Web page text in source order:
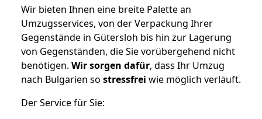
Wir bieten Ihnen eine breite Palette an
Umzugsservices, von der Verpackung Ihrer
Gegenstände in Gütersloh bis hin zur Lagerung
von Gegenständen, die Sie vorübergehend nicht
benötigen. Wir sorgen dafür, dass Ihr Umzug
nach Bulgarien so stressfrei wie möglich verläuft.
Der Service für Sie: